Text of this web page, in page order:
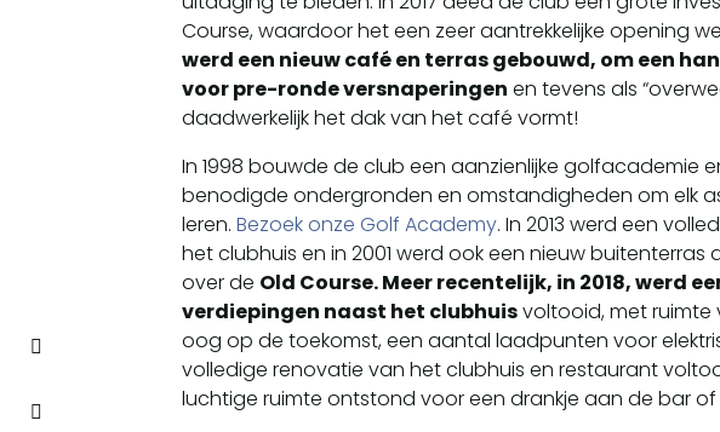
Course, waardoor het een zeer aantrekkelijke opening
werd een nieuw café en terras gebouwd, om een
voor pre-ronde versnaperingen en tevens als
daadwerkelijk het dak van het café vormt!
In 1998 bouwde de club een aanzienlijke golfacademie
benodigde ondergronden en omstandigheden om elk
leren.Bezoek onze Golf Academy. In 2013 werd een
het clubhuis en in 2001 werd ook een nieuw
over de Old Course. Meer recentelijk, in 2018, werd
verdiepingen naast het clubhuisvoltooid, met ruimte
oog op de toekomst, een aantal laadpunten voor
volledige renovatie van het clubhuis en restaurant
luchtige ruimte ontstond voor een drankje aan de bar